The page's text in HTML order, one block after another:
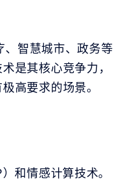
、智慧城市、政务等
是其核心竞争力，
高要求的场景。
和情感计算技术。